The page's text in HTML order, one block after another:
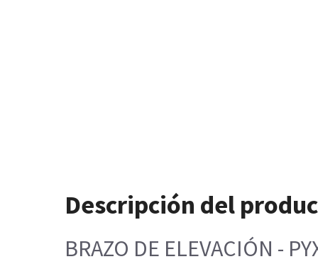
Descripción del
BRAZO DE ELEVACIÓN -